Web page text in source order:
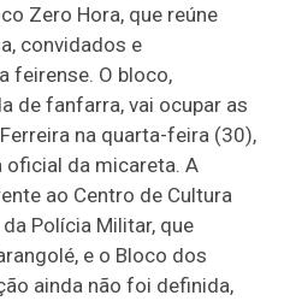
Zero Hora, que reúne
convidados e
feirense. O bloco,
de fanfarra, vai ocupar as
na quarta-feira (30),
oficial da micareta. A
ao Centro de Cultura
Polícia Militar, que
e o Bloco dos
ainda não foi definida,